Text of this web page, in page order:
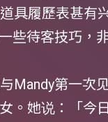
具履歷表甚有
些待客技巧，
Mandy第一次
。她说：「今